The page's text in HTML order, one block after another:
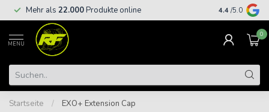
Mehr als 22.000Produkte online Kostenloser
€
4.4 /5.0
MENU
0
Startseite / EXO+ Extension Cap